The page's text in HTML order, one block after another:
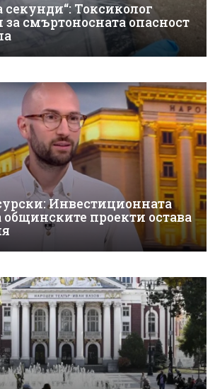
секунди“: Токсиколог
смъртоносната опасност
Инвестиционната
общинските проекти остава